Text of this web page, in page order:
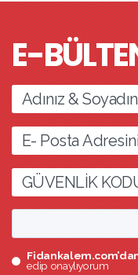
E-
edip onaylıyorum